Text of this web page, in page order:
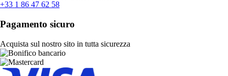
+33 1 86 47 62 58
Pagamento sicuro
Acquista sul nostro sito in tutta sicurezza